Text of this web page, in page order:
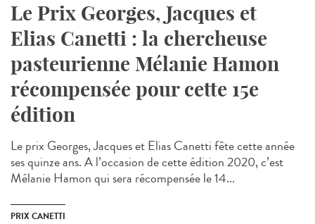
Le Prix Georges, Jacques et
Elias Canetti : la chercheuse
pasteurienne Mélanie Hamon
récompensée pour cette 15e
édition
Le prix Georges, Jacques et Elias Canetti fête cette année
ses quinze ans. A l’occasion de cette édition 2020, c’est
Mélanie Hamon qui sera récompensée le 14...
PRIX CANETTI